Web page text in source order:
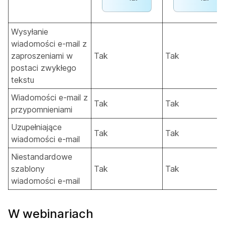
Wysyłanie
wiadomości e-mail z
zaproszeniami w
postaci zwykłego
tekstu
Tak Tak
Wiadomości e-mail z
przypomnieniami
Tak Tak
Uzupełniające
wiadomości e-mail
Tak Tak
Niestandardowe
szablony
wiadomości e-mail
Tak Tak
W webinariach